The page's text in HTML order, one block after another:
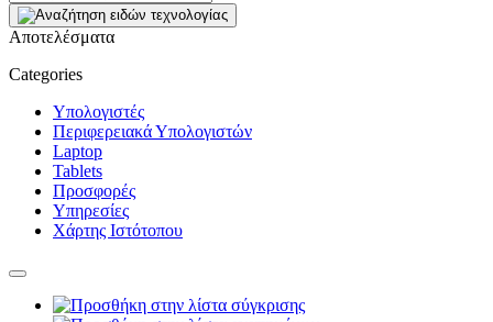
Αποτελέσματα
Categories
Υπολογιστές
Περιφερειακά Υπολογιστών
Laptop
Tablets
Προσφορές
Υπηρεσίες
Χάρτης Ιστότοπου